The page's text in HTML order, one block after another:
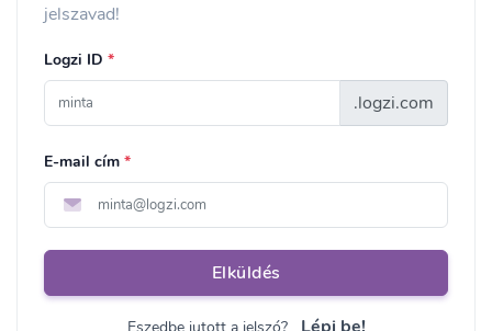
jelszavad!
Logzi ID *
.logzi.com
E-mail cím *
Elküldés
Eszedbe jutott a jelszó?